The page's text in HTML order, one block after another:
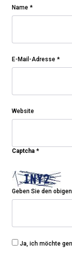
Name *
E-Mail-Adresse *
Website
Captcha *
Geben Sie den
Ja, ich möchte